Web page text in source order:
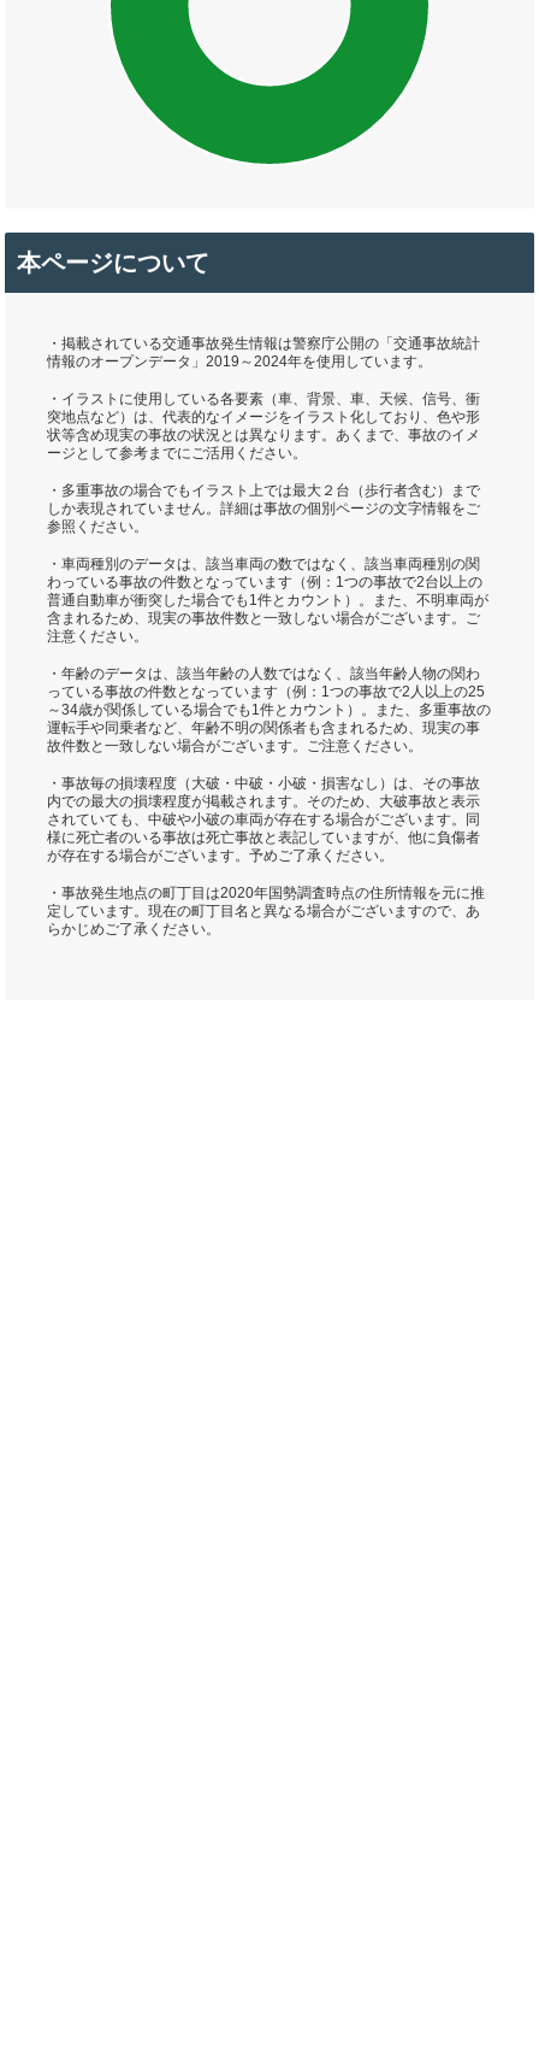
本ページについて
・掲載されている交通事故発生情報は警察庁公開の「交通事故統計
情報のオープンデータ」2019～2024年を使用しています。
・イラストに使用している各要素（車、背景、車、天候、信号、衝
突地点など）は、代表的なイメージをイラスト化しており、色や形
状等含め現実の事故の状況とは異なります。あくまで、事故のイメ
ージとして参考までにご活用ください。
・多重事故の場合でもイラスト上では最大２台（歩行者含む）まで
しか表現されていません。詳細は事故の個別ページの文字情報をご
参照ください。
・車両種別のデータは、該当車両の数ではなく、該当車両種別の関
わっている事故の件数となっています（例：1つの事故で2台以上の
普通自動車が衝突した場合でも1件とカウント）。また、不明車両が
含まれるため、現実の事故件数と一致しない場合がございます。ご
注意ください。
・年齢のデータは、該当年齢の人数ではなく、該当年齢人物の関わ
っている事故の件数となっています（例：1つの事故で2人以上の25
～34歳が関係している場合でも1件とカウント）。また、多重事故の
運転手や同乗者など、年齢不明の関係者も含まれるため、現実の事
故件数と一致しない場合がございます。ご注意ください。
・事故毎の損壊程度（大破・中破・小破・損害なし）は、その事故
内での最大の損壊程度が掲載されます。そのため、大破事故と表示
されていても、中破や小破の車両が存在する場合がございます。同
様に死亡者のいる事故は死亡事故と表記していますが、他に負傷者
が存在する場合がございます。予めご了承ください。
・事故発生地点の町丁目は2020年国勢調査時点の住所情報を元に推
定しています。現在の町丁目名と異なる場合がございますので、あ
らかじめご了承ください。